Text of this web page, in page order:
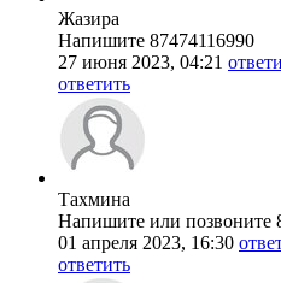
Жазира
Напишите 87474116990
27 июня 2023, 04:21
ответить
Тахмина
Напишите или позвоните
01 апреля 2023, 16:30
ответить